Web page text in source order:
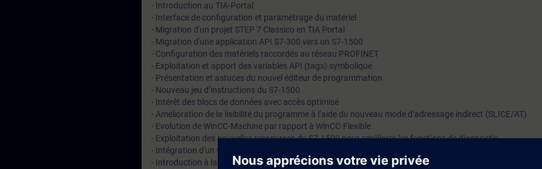
- Introduction au TIA-Portal
- Interface de configuration et paramétrage du matériel
- Migration d'un projet STEP 7 Classico en TIA Portal
- Migration d'une application API S7-300 vers un S7-1500
- Configuration des matériels raccordés au réseau PROFINET
- Exploitation et apport des variables API (tags) symbolique
- Présentation et astuces du nouvel éditeur de programmation
- Nouveau jeu d’instructions du S7-1500
- Intérêt des blocs de données avec accès optimisé
- Amélioration de la lisibilité du programme à l’aide du nouveau mode d’adressage indirect (SLICE/AT)
- Evolution de WinCC-Machine par rapport à WinCC-Flexible
- Exploitation des nouvelles ressources du S7-1500 pour améliorer les fonctions de diagnostic
- Intégration d'un variateur de vitesse sur le réseau PROFINET avec Start Drive
- Introduction à la programmation GRAFCET